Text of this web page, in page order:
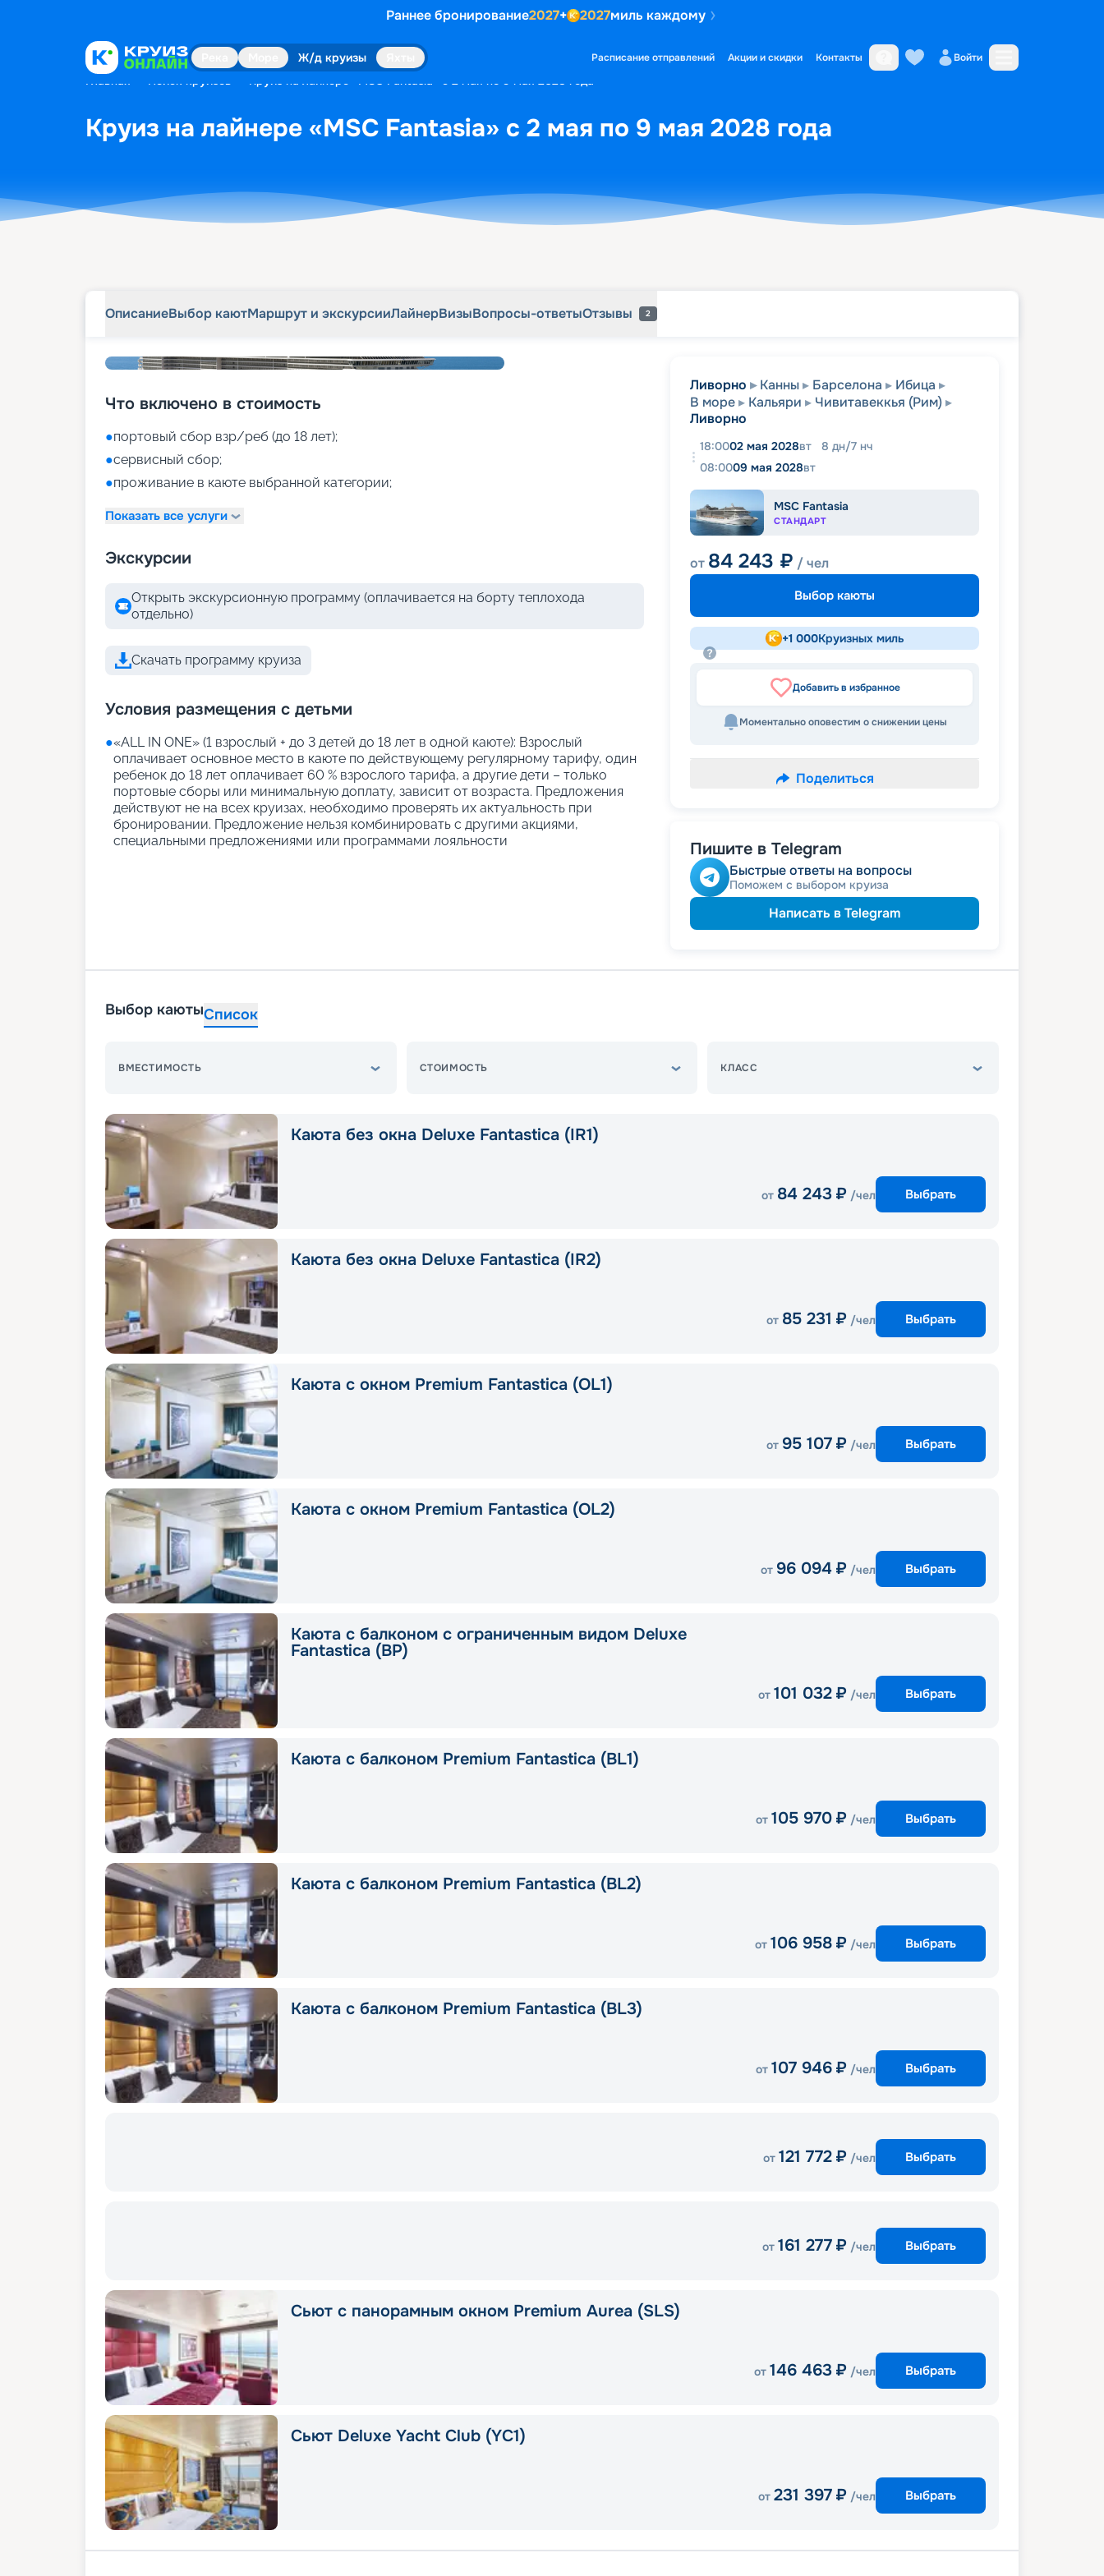
Раннее бронирование2027+ 2027миль каждому
Ж/д круизы Расписание отправлений Акции и скидки Контакты Войти
Главная Поиск круизов Круиз на лайнере «MSC Fantasia» с 2 мая по 9 мая 2028 года
Круиз на лайнере «MSC Fantasia» с 2 мая по 9 мая 2028 года
ОписаниеВыбор каютМаршрут и экскурсииЛайнерВизыВопросы-ответыОтзывы 2
Что включено в стоимость
●портовый сбор взр/реб (до 18 лет);
●сервисный сбор;
●проживание в каюте выбранной категории;
Показать все услуги
Экскурсии
Открыть экскурсионную программу (оплачивается на борту теплохода
отдельно)
Скачать программу круиза
Условия размещения с детьми
●«АLL IN ONE» (1 взрослый + до 3 детей до 18 лет в одной каюте): Взрослый
оплачивает основное место в каюте по действующему регулярному тарифу, один
ребенок до 18 лет оплачивает 60 % взрослого тарифа, а другие дети – только
портовые сборы или минимальную доплату, зависит от возраста. Предложения
действуют не на всех круизах, необходимо проверять их актуальность при
бронировании. Предложение нельзя комбинировать с другими акциями,
специальными предложениями или программами лояльности
Ливорно Канны Барселона
Ибица
В море
Кальяри
Чивитавеккья (Рим)
Ливорно
18:0002 мая 2028вт 8 дн/7 нч
08:0009 мая 2028вт
MSC Fantasia
СТАНДАРТ
от 84 243 ₽ / чел
Выбор каюты
+1 000Круизных миль
Добавить в избранное
Моментально оповестим о снижении цены
Поделиться
Пишите в Telegram
Быстрые ответы на вопросы
Поможем с выбором круиза
Написать в Telegram
Выбор каютыСписок
ВМЕСТИМОСТЬ СТОИМОСТЬ КЛАСС
Каюта без окна Deluxe Fantastica (IR1)
от 84 243 ₽ /чел Выбрать
Каюта без окна Deluxe Fantastica (IR2)
от 85 231 ₽ /чел Выбрать
Каюта с окном Premium Fantastica (OL1)
от 95 107 ₽ /чел Выбрать
Каюта с окном Premium Fantastica (OL2)
от 96 094 ₽ /чел Выбрать
Каюта с балконом с ограниченным видом Deluxe
Fantastica (BP)
от 101 032 ₽ /чел Выбрать
Каюта с балконом Premium Fantastica (BL1)
от 105 970 ₽ /чел Выбрать
Каюта с балконом Premium Fantastica (BL2)
от 106 958 ₽ /чел Выбрать
Каюта с балконом Premium Fantastica (BL3)
от 107 946 ₽ /чел Выбрать
от 121 772 ₽ /чел Выбрать
от 161 277 ₽ /чел Выбрать
Сьют с панорамным окном Premium Aurea (SLS)
от 146 463 ₽ /чел Выбрать
Сьют Deluxe Yacht Club (YC1)
от 231 397 ₽ /чел Выбрать